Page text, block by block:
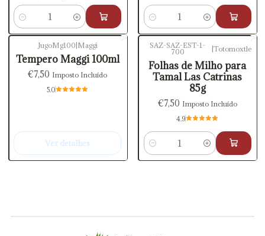
Quantidade Quantidade
Esgotado
JugoMg100 Maggi
Tempero Maggi 100ml
€7,50 Imposto Incluído
5.0
Ver detalhes
SAZ-SAZ-EST-1-
700 |Totomoxtle
Folhas de Milho para
Tamal Las Catrinas
85g
€7,50 Imposto Incluído
4.9
Quantidade